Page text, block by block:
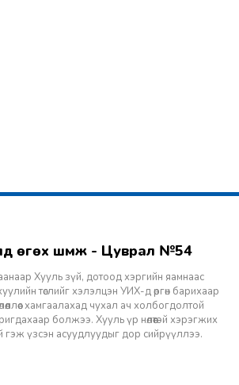
өгөх шүүмж - Цуврал №54
Хууль зүй, дотоод хэргийн яамнаас
төслийг хэлэлцэн УИХ-д өргөн барихаар
хамгаалахад чухал ач холбогдолтой
болжээ. Хууль үр нөлөөтэй хэрэгжих
гэж үзсэн асуудлуудыг дор сийрүүллээ.